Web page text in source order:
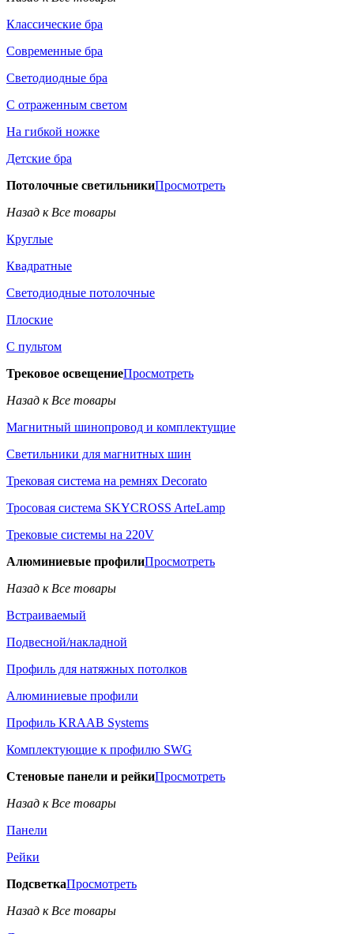
Классические бра
Современные бра
Светодиодные бра
С отраженным светом
На гибкой ножке
Детские бра
Потолочные светильникиПросмотреть
Назад к Все товары
Круглые
Квадратные
Светодиодные потолочные
Плоские
С пультом
Трековое освещениеПросмотреть
Назад к Все товары
Магнитный шинопровод и комплектущие
Светильники для магнитных шин
Трековая система на ремнях Decorato
Тросовая система SKYCROSS ArteLamp
Трековые системы на 220V
Алюминиевые профилиПросмотреть
Назад к Все товары
Встраиваемый
Подвесной/накладной
Профиль для натяжных потолков
Алюминиевые профили
Профиль KRAAB Systems
Комплектующие к профилю SWG
Стеновые панели и рейкиПросмотреть
Назад к Все товары
Панели
Рейки
ПодсветкаПросмотреть
Назад к Все товары